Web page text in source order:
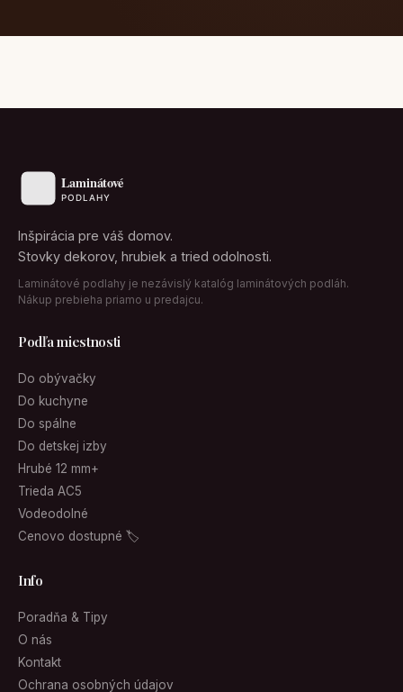
Inšpirácia pre váš domov.
Stovky dekorov, hrubiek a tried odolnosti.
Laminátové podlahy je nezávislý katalóg laminátových podláh.
Nákup prebieha priamo u predajcu.
Podľa miestnosti
Do obývačky
Do kuchyne
Do spálne
Do detskej izby
Hrubé 12 mm+
Trieda AC5
Vodeodolné
Cenovo dostupné 🏷
Info
Poradňa & Tipy
O nás
Kontakt
Ochrana osobných údajov